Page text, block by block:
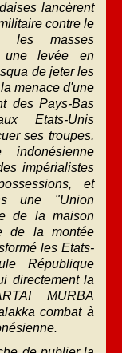
lancèrent
contre le
les masses
une levée en
de jeter les
menace d'une
des Pays-Bas
Etats-Unis
ses troupes.
impérialistes
et
une "Union
de la maison
de la montée
les Etats-
République
directement la
MURBA
combat à